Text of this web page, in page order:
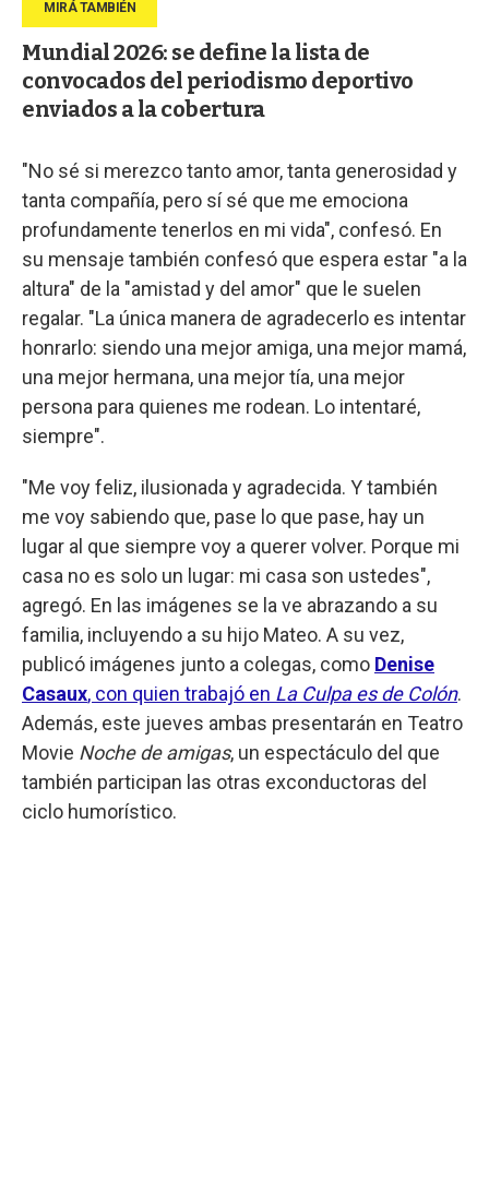
Mundial 2026: se define la lista de
convocados del periodismo deportivo
enviados a la cobertura
"No sé si merezco tanto amor, tanta generosidad y
tanta compañía, pero sí sé que me emociona
profundamente tenerlos en mi vida", confesó. En
su mensaje también confesó que espera estar "a la
altura" de la "amistad y del amor" que le suelen
regalar. "La única manera de agradecerlo es intentar
honrarlo: siendo una mejor amiga, una mejor mamá,
una mejor hermana, una mejor tía, una mejor
persona para quienes me rodean. Lo intentaré,
siempre".
"Me voy feliz, ilusionada y agradecida. Y también
me voy sabiendo que, pase lo que pase, hay un
lugar al que siempre voy a querer volver. Porque mi
casa no es solo un lugar: mi casa son ustedes",
agregó. En las imágenes se la ve abrazando a su
familia, incluyendo a su hijo Mateo. A su vez,
publicó imágenes junto a colegas, como Denise
Casaux, con quien trabajó en La Culpa es de Colón.
Además, este jueves ambas presentarán en Teatro
Movie Noche de amigas, un espectáculo del que
también participan las otras exconductoras del
ciclo humorístico.